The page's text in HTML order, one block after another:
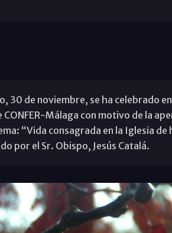
30 de noviembre, se ha celebrado
CONFER-Málaga con motivo de la
“Vida consagrada en la Iglesia
por el Sr. Obispo, Jesús Catalá.